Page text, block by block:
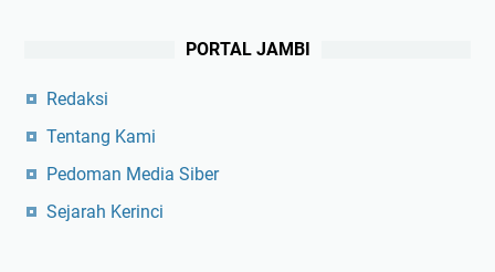
PORTAL JAMBI
Redaksi
Tentang Kami
Pedoman Media Siber
Sejarah Kerinci